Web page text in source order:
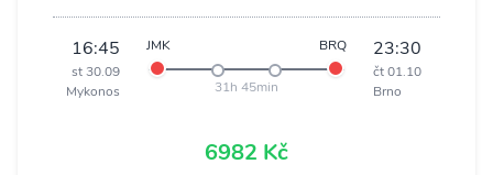
16:45
st 30.09
Mykonos
JMK BRQ
31h 45min
23:30
čt 01.10
Brno
6982 Kč